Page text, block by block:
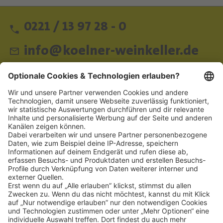
0221 / 13 97 28 - 0
info@koelner-weinkeller.de
Schnellzugriff
ZAHLUNGSMETHODEN
SOCIAL
NEWSLETTER
BESUCHEN SIE UNS